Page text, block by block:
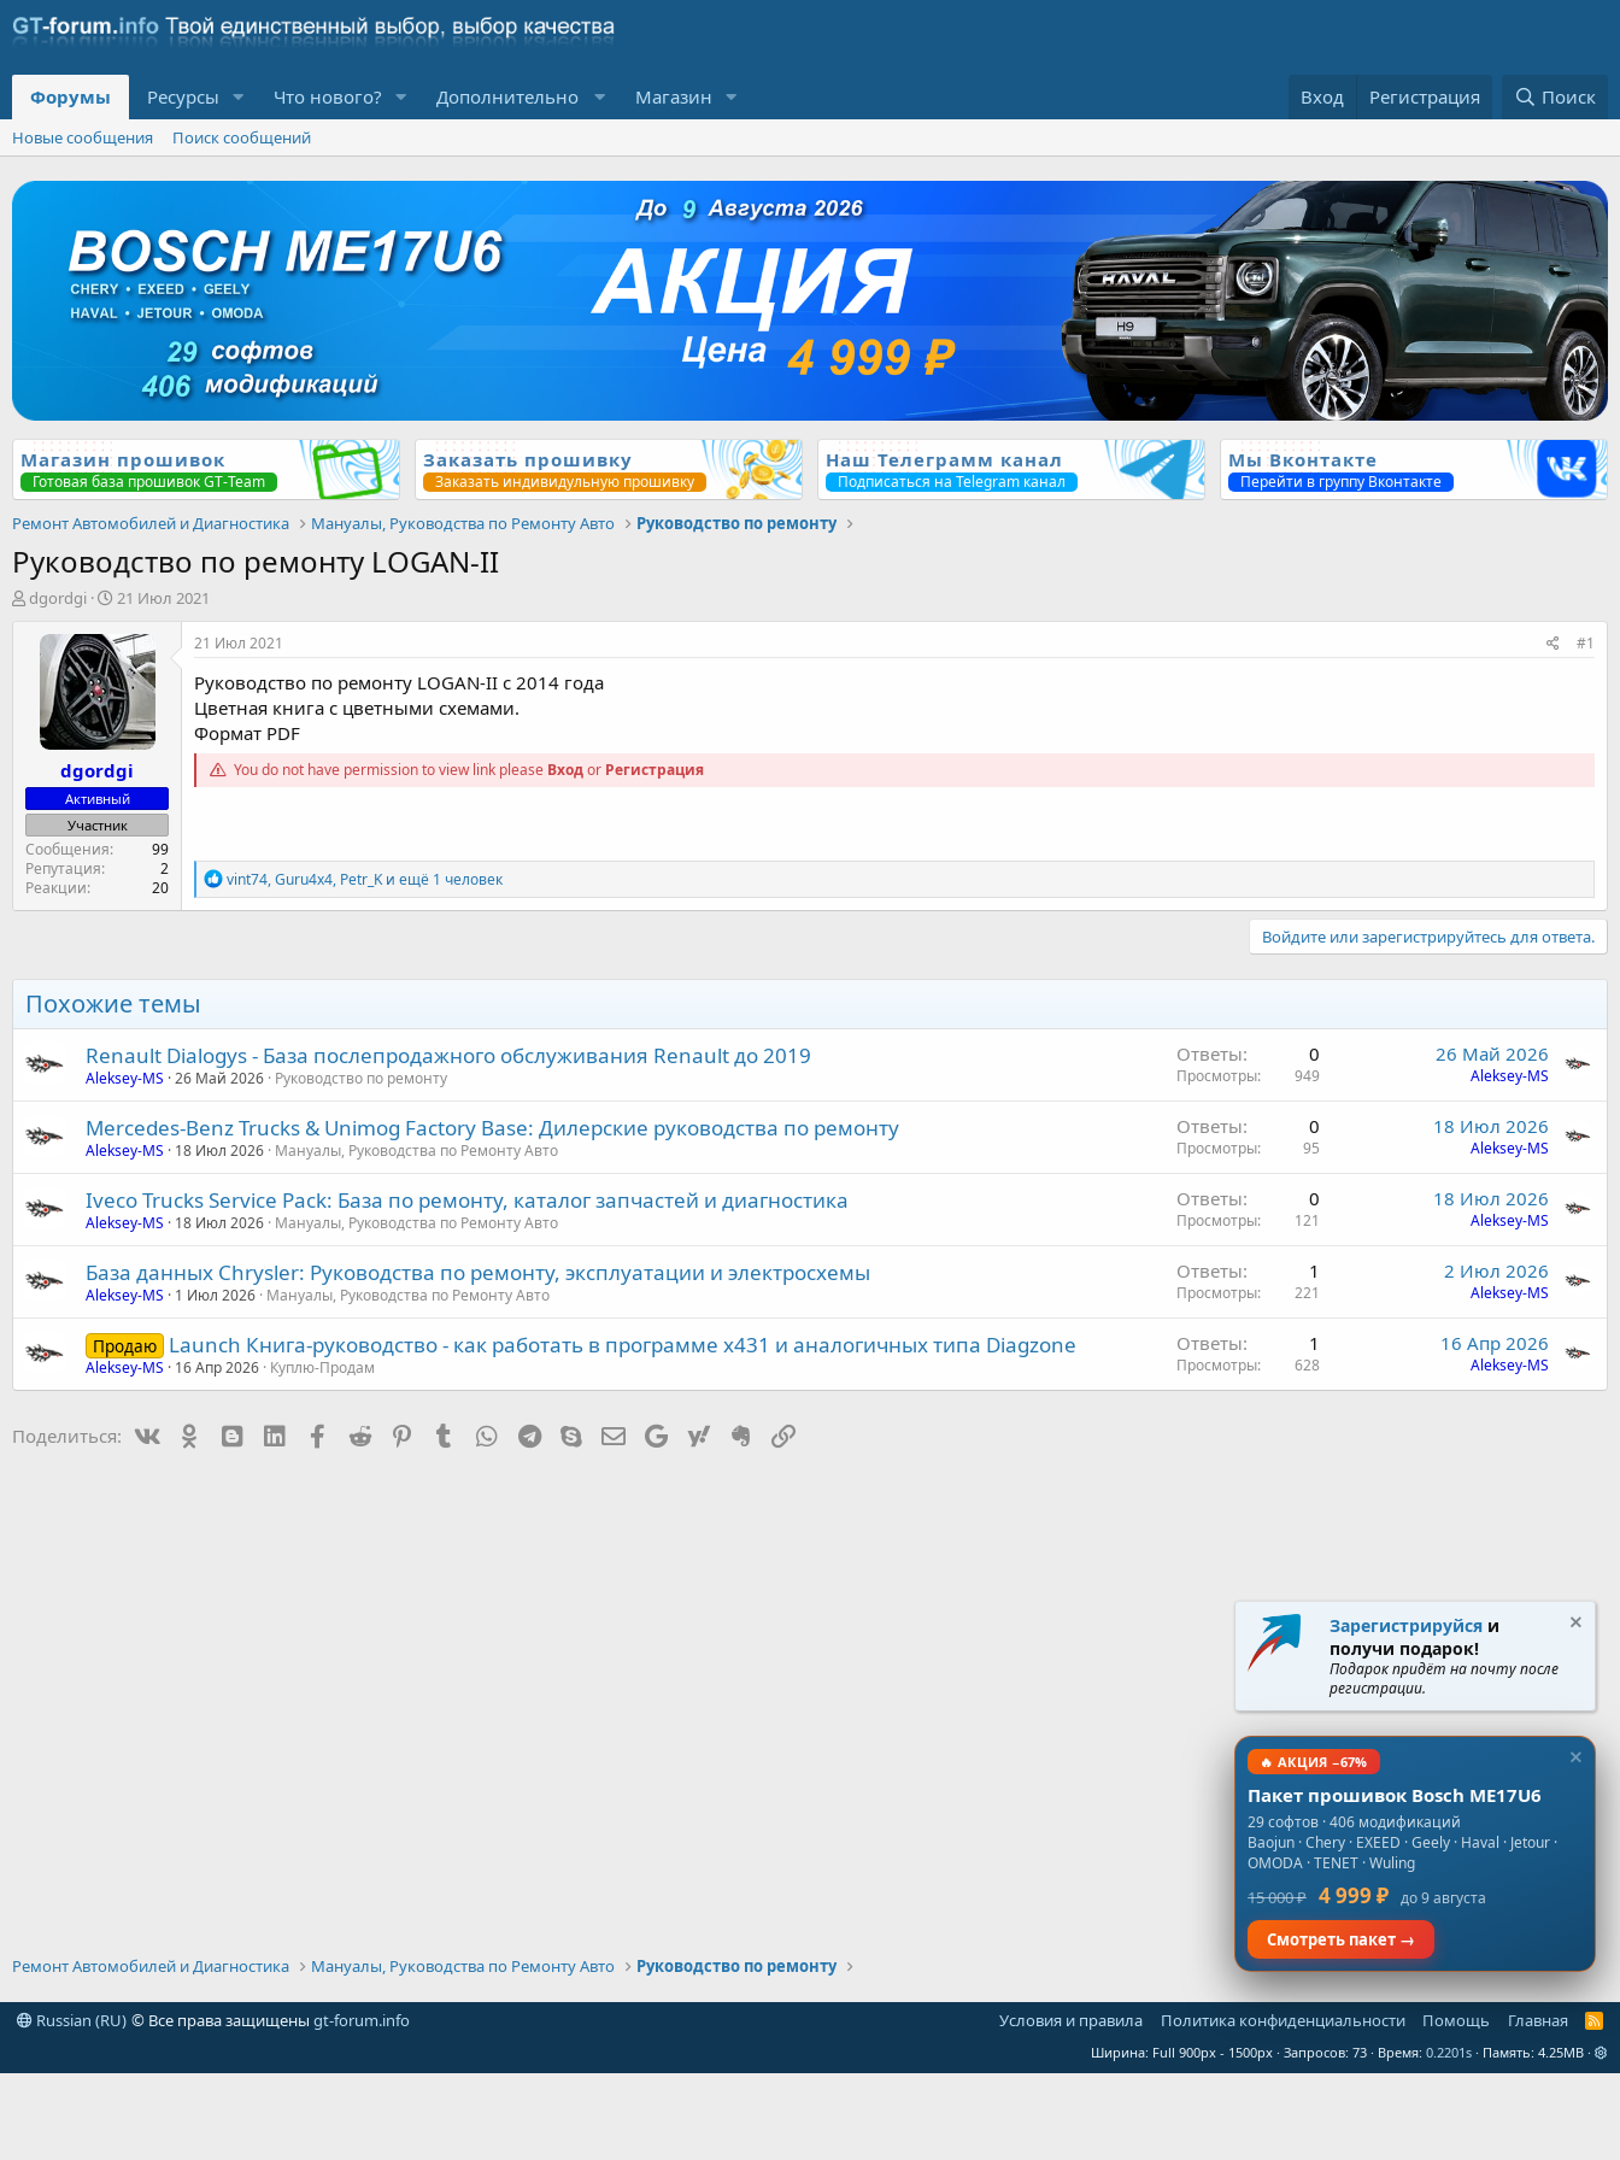
Форумы Ресурсы Что нового? Дополнительно Магазин Вход Регистрация Поиск
Новые сообщения Поиск сообщений
Магазин прошивок
Готовая база прошивок GT-Team
Заказать прошивку
Заказать индивидульную прошивку
Наш Телеграмм канал
Подписаться на Telegram канал
Мы Вконтакте
Перейти в группу Вконтакте
Ремонт Автомобилей и Диагностика Мануалы, Руководства по Ремонту Авто Руководство по ремонту
Руководство по ремонту LOGAN-II
А
dgordgi
Д
т
а
н
а
ч
а
л
а
21 Июл 2021
dgordgi
Активный
Участник
Сообщения
99
Репутация
2
Реакции
20
21 Июл 2021 #1
Руководство по ремонту LOGAN-II с 2014 года
Цветная книга с цветными схемами.
Формат PDF
You do not have permission to view link please Входor Регистрация
Р
е
а
vint74,Guru4x4, Petr_Kи ещё 1 человек
Войдите или зарегистрируйтесь для ответа.
Похожие темы
Renault Dialogys - База послепродажного обслуживания Renault до 2019
Aleksey-MS 26 Май 2026 Руководство по ремонту
Ответы 0
Просмотры 949
26 Май 2026
Aleksey-MS
Mercedes-Benz Trucks & Unimog Factory Base: Дилерские руководства по ремонту
Aleksey-MS 18 Июл 2026 Мануалы, Руководства по Ремонту Авто
Ответы 0
Просмотры 95
18 Июл 2026
Aleksey-MS
Iveco Trucks Service Pack: База по ремонту, каталог запчастей и диагностика
Aleksey-MS 18 Июл 2026 Мануалы, Руководства по Ремонту Авто
Ответы 0
Просмотры 121
18 Июл 2026
Aleksey-MS
База данных Chrysler: Руководства по ремонту, эксплуатации и электросхемы
Aleksey-MS 1 Июл 2026 Мануалы, Руководства по Ремонту Авто
Ответы 1
Просмотры 221
2 Июл 2026
Aleksey-MS
Продаю Launch Книга-руководство - как работать в программе x431 и аналогичных типа Diagzone
Aleksey-MS 16 Апр 2026 Куплю-Продам
Ответы 1
Просмотры 628
16 Апр 2026
Aleksey-MS
Поделиться: Vk Ok mes_blogger
Linked InFacebook
Reddit PinterestTumblr WhatsAppTelegram
Skype Эл. почта
Google Yahoo Evernote
Ремонт Автомобилей и Диагностика Мануалы, Руководства по Ремонту Авто Руководство по ремонту
Russian (RU) © Все права защищены gt-forum.info Условия и правила Политика конфиденциальности Помощь Главная
R
S
Ширина Запросов 73 Время 0.2201s Память 4.25MB
Зарегистрируйся и
получи подарок!
Подарок придёт на почту после
регистрации.
🔥 АКЦИЯ −67%
Пакет прошивок Bosch ME17U6
29 софтов · 406 модификаций
Baojun · Chery · EXEED · Geely · Haval · Jetour ·
OMODA · TENET · Wuling
15 000 ₽ 4 999 ₽ до 9 августа
Смотреть пакет →